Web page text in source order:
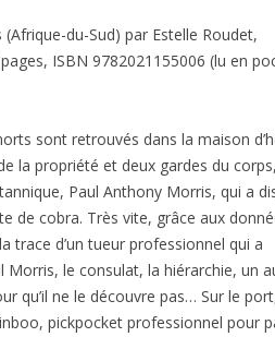
du-Sud) par Estelle Roudet,
ISBN 9782021155006 (lu en
sont retrouvés dans la maison
la propriété et deux gardes du corps,
Paul Anthony Morris, qui a
de cobra. Très vite, grâce aux
trace d’un tueur professionnel qui a
le consulat, la hiérarchie, un
qu’il ne le découvre pas… Sur le
pickpocket professionnel pour